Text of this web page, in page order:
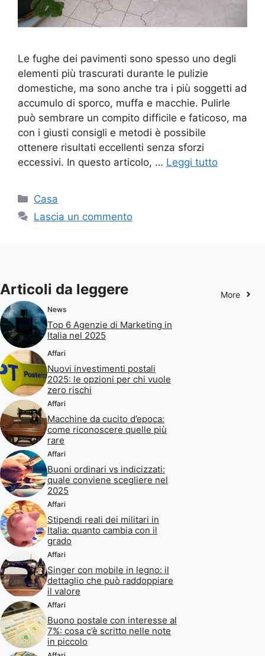
Le fughe dei pavimenti sono spesso uno degli
elementi più trascurati durante le pulizie
domestiche, ma sono anche tra i più soggetti ad
accumulo di sporco, muffa e macchie. Pulirle
può sembrare un compito difficile e faticoso, ma
con i giusti consigli e metodi è possibile
ottenere risultati eccellenti senza sforzi
eccessivi. In questo articolo, … Leggi tutto
Categorie
Casa
Lascia un commento
Articoli da leggere More
News
Top 6 Agenzie di Marketing in
Italia nel 2025
Affari
Nuovi investimenti postali
2025: le opzioni per chi vuole
zero rischi
Affari
Macchine da cucito d’epoca:
come riconoscere quelle più
rare
Affari
Buoni ordinari vs indicizzati:
quale conviene scegliere nel
2025
Affari
Stipendi reali dei militari in
Italia: quanto cambia con il
grado
Affari
Singer con mobile in legno: il
dettaglio che può raddoppiare
il valore
Affari
Buono postale con interesse al
7%: cosa c’è scritto nelle note
in piccolo